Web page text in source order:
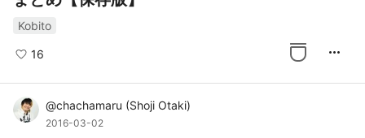
Kobito
16 more_horiz
@chachamaru (Shoji Otaki)
2016-03-02